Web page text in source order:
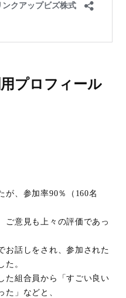
プロフィール
が、参加率90％（160名
意見も上々の評価であっ
お話しをされ、参加された
た。
た組合員から「すごい良い
った」などと、